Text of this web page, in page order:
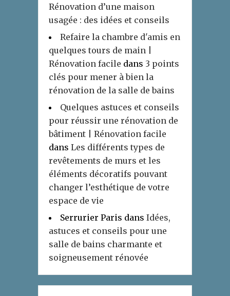
Rénovation d’une maison
usagée : des idées et conseils
Refaire la chambre d'amis en
quelques tours de main |
Rénovation facile dans 3 points
clés pour mener à bien la
rénovation de la salle de bains
Quelques astuces et conseils
pour réussir une rénovation de
bâtiment | Rénovation facile
dans Les différents types de
revêtements de murs et les
éléments décoratifs pouvant
changer l’esthétique de votre
espace de vie
Serrurier Paris dans Idées,
astuces et conseils pour une
salle de bains charmante et
soigneusement rénovée